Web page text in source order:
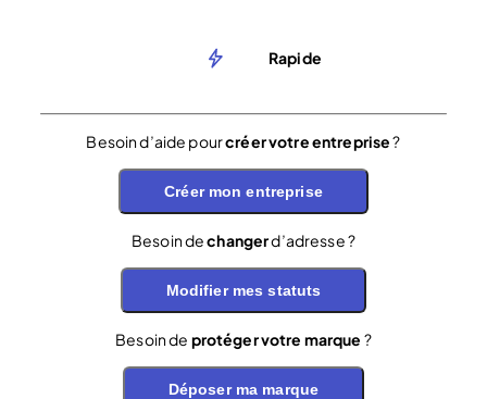
Rapide
Besoin d’aide pourcréer votre entreprise?
Créer mon entreprise
Besoin dechangerd’adresse ?
Modifier mes statuts
Besoin de protéger votre marque ?
Déposer ma marque